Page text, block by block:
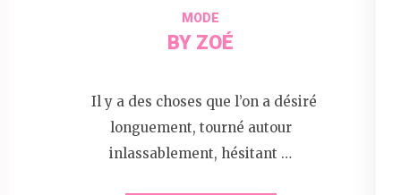
MODE
BY ZOÉ
Il y a des choses que l’on a désiré
longuement, tourné autour
inlassablement, hésitant …